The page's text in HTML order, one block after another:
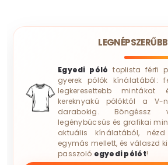
Egyedi póló toplista férfi
gyerek pólók kínálatából:
legkeresettebb
kereknyakú pólóktól a V-
darabokig. Böngéssz
legénybúcsús és grafikai
aktuális kínálatából,
egymás mellett, és válaszd
passzoló egyedi pólót!